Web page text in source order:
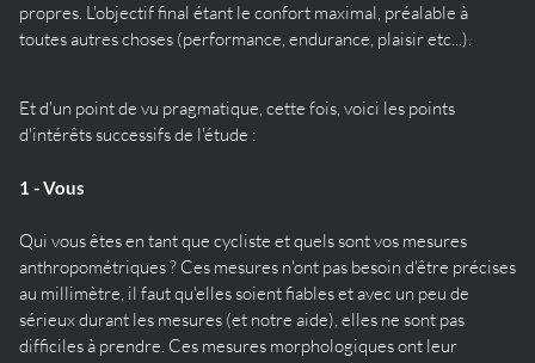
propres. L'objectif final étant le confort maximal, préalable à
toutes autres choses (performance, endurance, plaisir etc...).
Et d'un point de vu pragmatique, cette fois, voici les points
d'intérêts successifs de l'étude :
1 - Vous
Qui vous êtes en tant que cycliste et quels sont vos mesures
anthropométriques ? Ces mesures n'ont pas besoin d'être précises
au millimètre, il faut qu'elles soient fiables et avec un peu de
sérieux durant les mesures (et notre aide), elles ne sont pas
difficiles à prendre. Ces mesures morphologiques ont leur